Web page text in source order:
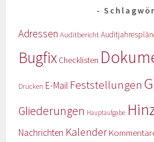
Adressen Auditbericht
Bugfix Checklisten
Drucken E-Mail Feststellungen
Gliederungen Hauptaufgabe
Nachrichten Kalender